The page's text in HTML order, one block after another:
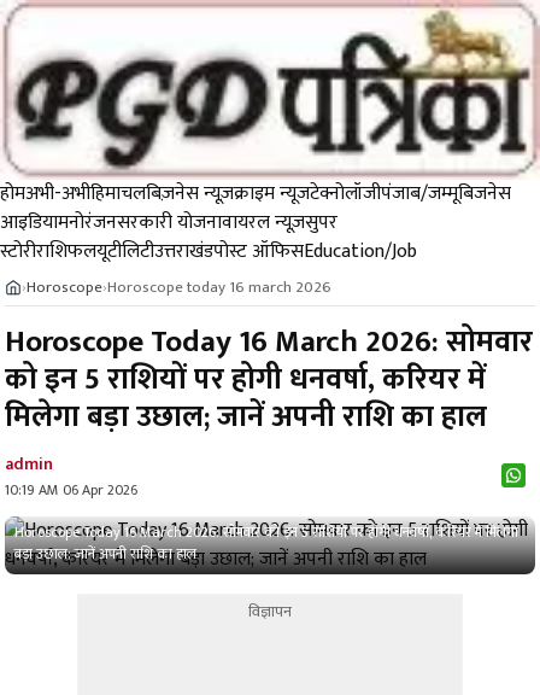
होमअभी-अभीहिमाचलबिज़नेस न्यूज़क्राइम न्यूजटेक्नोलॉजीपंजाब/जम्मूबिजनेस
आइडियामनोरंजनसरकारी योजनावायरल न्यूज़सुपर
स्टोरीराशिफलयूटीलिटीउत्तराखंडपोस्ट ऑफिसEducation/Job
›Horoscope›Horoscope today 16 march 2026
Horoscope Today 16 March 2026: सोमवार
को इन 5 राशियों पर होगी धनवर्षा, करियर में
मिलेगा बड़ा उछाल; जानें अपनी राशि का हाल
admin
10:19 AM 06 Apr 2026
Horoscope Today 16 March 2026: सोमवार को इन 5 राशियों पर होगी धनवर्षा, करियर में मिलेगा
बड़ा उछाल; जानें अपनी राशि का हाल
विज्ञापन